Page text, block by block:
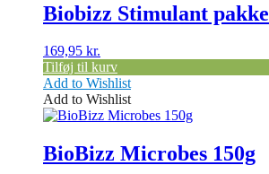
Biobizz Stimulant pakke
169,95 kr.
Tilføj til kurv
Add to Wishlist
Add to Wishlist
BioBizz Microbes 150g